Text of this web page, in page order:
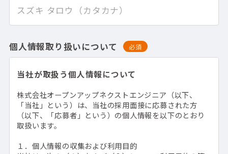
個人情報取り扱いについて 必須
当社が取扱う個人情報について
株式会社オープンアップネクストエンジニア（以下、
「当社」という）は、当社の採用面接に応募された方
（以下、「応募者」という）の個人情報を以下のとおり
取扱います。
１．個人情報の収集および利用目的